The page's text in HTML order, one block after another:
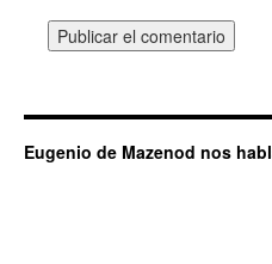
Eugenio de Mazenod nos